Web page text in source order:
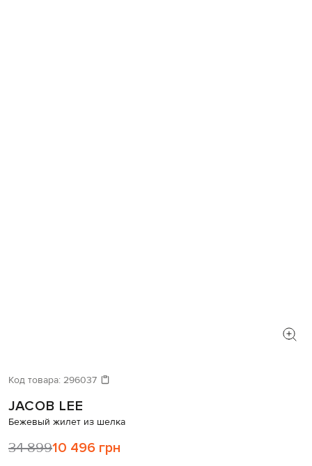
Код товара: 296037
JACOB LEE
Бежевый жилет из шелка
34 89910 496 грн